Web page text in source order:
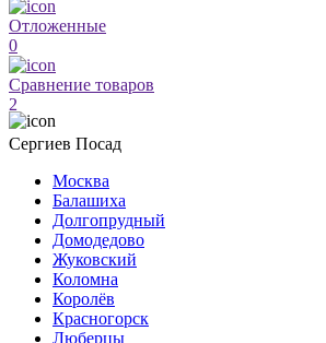
Отложенные
0
Сравнение товаров
2
Сергиев Посад
Москва
Балашиха
Долгопрудный
Домодедово
Жуковский
Коломна
Королёв
Красногорск
Люберцы